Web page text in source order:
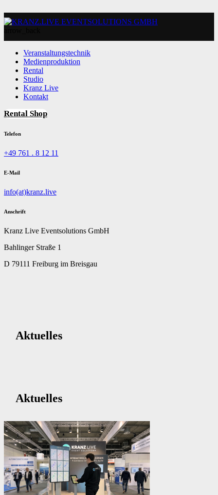
Veranstaltungstechnik
Medienproduktion
Rental
Studio
Kranz Live
Kontakt
Rental Shop
Telefon
+49 761 . 8 12 11
E-Mail
info(at)kranz.live
Anschrift
Kranz Live Eventsolutions GmbH
Bahlinger Straße 1
D 79111 Freiburg im Breisgau
Aktuelles
Aktuelles